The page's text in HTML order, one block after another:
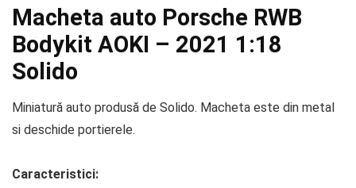
Macheta auto Porsche RWB
Bodykit AOKI – 2021 1:18
Solido
Miniatură auto produsă de Solido. Macheta este din metal
si deschide portierele.
Caracteristici: